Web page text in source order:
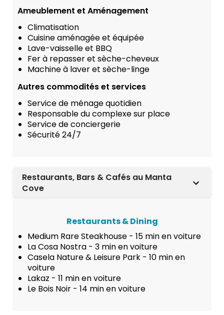
Ameublement et Aménagement
Climatisation
Cuisine aménagée et équipée
Lave-vaisselle et BBQ
Fer à repasser et sèche-cheveux
Machine à laver et sèche-linge
Autres commodités et services
Service de ménage quotidien
Responsable du complexe sur place
Service de conciergerie
Sécurité 24/7
Restaurants, Bars & Cafés au Manta
Cove
Restaurants & Dining
Medium Rare Steakhouse - 15 min en voiture
La Cosa Nostra - 3 min en voiture
Casela Nature & Leisure Park - 10 min en
voiture
Lakaz - 11 min en voiture
Le Bois Noir - 14 min en voiture